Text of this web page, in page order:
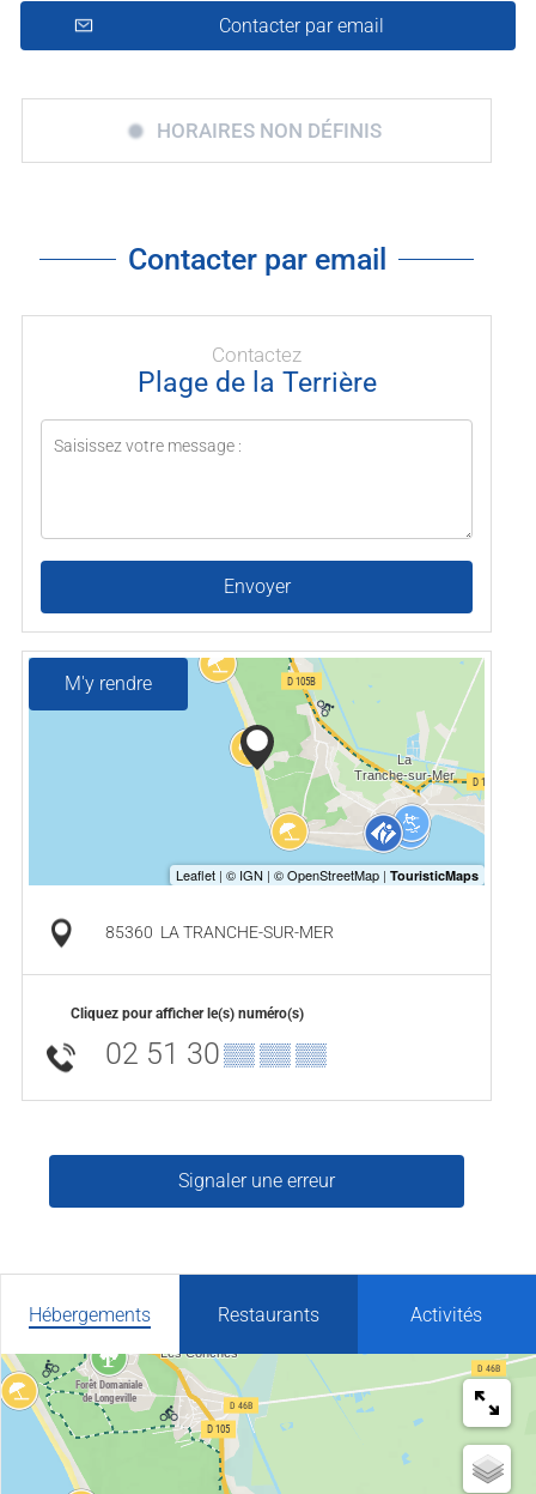
Contacter par email
HORAIRES NON DÉFINIS
Contacter par email
Contactez
Plage de la Terrière
Envoyer
M'y rendre
85360 LA TRANCHE-SUR-MER
Cliquez pour afficher le(s) numéro(s)
02 51 30▒▒ ▒▒ ▒▒
Signaler une erreur
Hébergements Restaurants Activités